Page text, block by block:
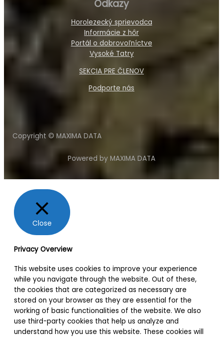
Odkazy
Horolezecký sprievodca
Informácie z hôr
Portál o dobrovoľníctve
Vysoké Tatry
SEKCIA PRE ČLENOV
Podporte nás
Copyright © MAXIMA DATA
Powered by MAXIMA DATA
Close
Privacy Overview
This website uses cookies to improve your experience
while you navigate through the website. Out of these,
the cookies that are categorized as necessary are
stored on your browser as they are essential for the
working of basic functionalities of the website. We also
use third-party cookies that help us analyze and
understand how you use this website. These cookies will